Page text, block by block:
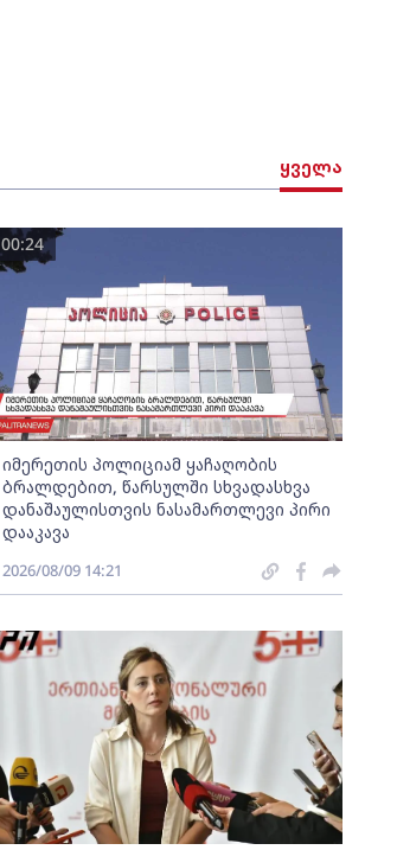
ყველა
იმერეთის პოლიციამ ყაჩაღობის
ბრალდებით, წარსულში სხვადასხვა
დანაშაულისთვის ნასამართლევი პირი
დააკავა
00:24
2026/08/09 14:21